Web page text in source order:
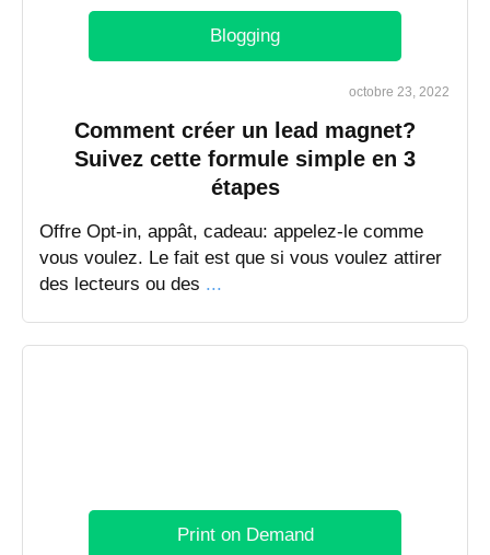
Blogging
octobre 23, 2022
Comment créer un lead magnet?
Suivez cette formule simple en 3
étapes
Offre Opt-in, appât, cadeau: appelez-le comme
vous voulez. Le fait est que si vous voulez attirer
des lecteurs ou des ...
Print on Demand